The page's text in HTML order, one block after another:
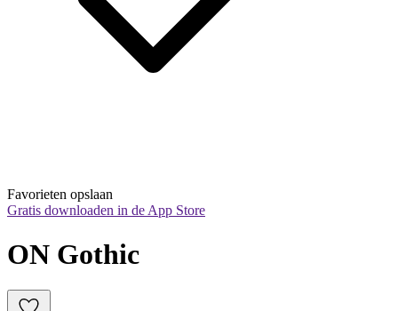
Favorieten opslaan
Gratis downloaden in de App Store
ON Gothic